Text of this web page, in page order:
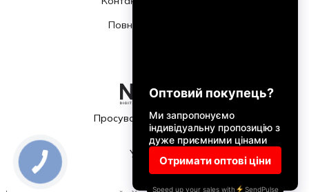
Повна версія сайту
Просування та підтримка
Укр